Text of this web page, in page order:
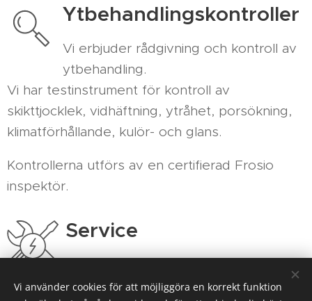
Ytbehandlingskontroller
Vi erbjuder rådgivning och kontroll av
ytbehandling.
Vi har testinstrument för kontroll av
skikttjocklek, vidhäftning, ytråhet, porsökning,
klimatförhållande, kulör- och glans.
Kontrollerna utförs av en certifierad Frosio
inspektör.
Service
så utför vi ett förebyggande
Vi använder cookies för att möjliggöra en korrekt funktion